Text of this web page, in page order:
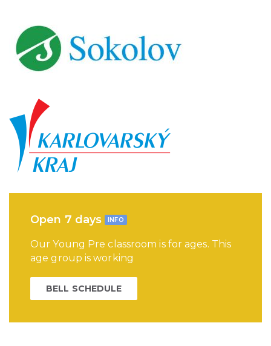
Open 7 days INFO
Our Young Pre classroom is for ages. This
age group is working
BELL SCHEDULE